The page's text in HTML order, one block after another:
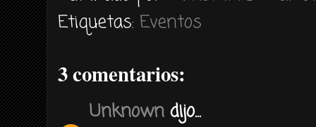
Etiquetas: Eventos
3 comentarios:
Unknown dijo...